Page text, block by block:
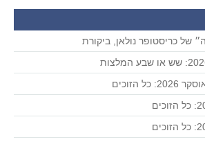
של כריסטופר נולאן, ביקורת
2026: כל הזוכים